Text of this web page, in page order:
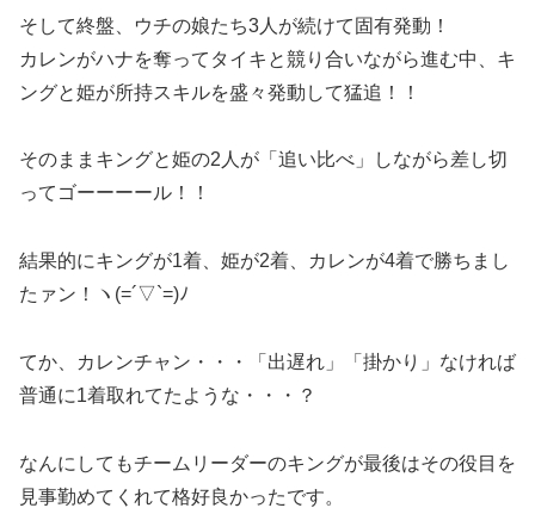
そして終盤、ウチの娘たち3人が続けて固有発動！
カレンがハナを奪ってタイキと競り合いながら進む中、キ
ングと姫が所持スキルを盛々発動して猛追！！
そのままキングと姫の2人が「追い比べ」しながら差し切
ってゴーーーール！！
結果的にキングが1着、姫が2着、カレンが4着で勝ちまし
たァン！ヽ(=´▽`=)ﾉ
てか、カレンチャン・・・「出遅れ」「掛かり」なければ
普通に1着取れてたような・・・？
なんにしてもチームリーダーのキングが最後はその役目を
見事勤めてくれて格好良かったです。